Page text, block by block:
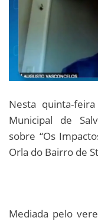
Nesta quinta-
Municipal de
sobre “Os
Orla do Bairro de
Mediada pelo